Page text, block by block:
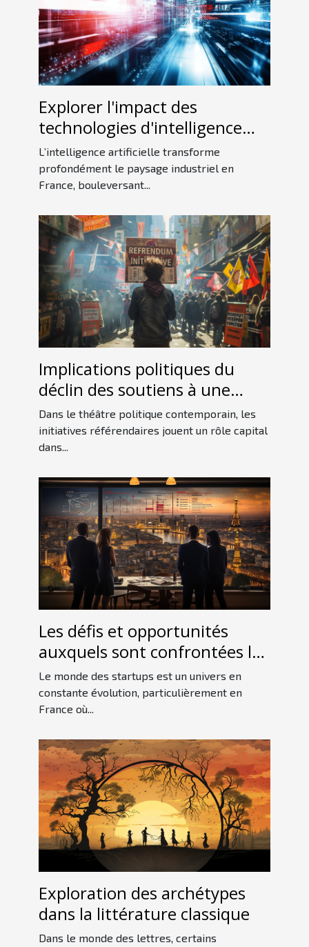
Explorer l'impact des
technologies d'intelligence
artificielle sur l'industrie
française
L’intelligence artificielle transforme
profondément le paysage industriel en
France, bouleversant...
Implications politiques du
déclin des soutiens à une
initiative référendaire
Dans le théâtre politique contemporain, les
initiatives référendaires jouent un rôle capital
dans...
Les défis et opportunités
auxquels sont confrontées les
startups françaises sur le
marché international
Le monde des startups est un univers en
constante évolution, particulièrement en
France où...
Exploration des archétypes
dans la littérature classique
Dans le monde des lettres, certains